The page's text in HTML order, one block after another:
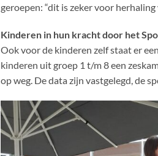
geroepen: “dit is zeker voor
Kinderen in hun kracht door het
Ook voor de kinderen zelf staat er
kinderen uit groep 1 t/m 8 een
op weg. De data zijn vastgelegd, de